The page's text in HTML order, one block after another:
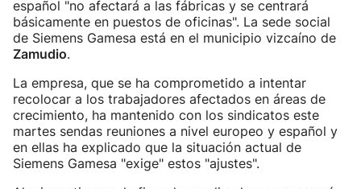
español "no afectará a las fábricas y se centrará
básicamente en puestos de oficinas". La sede social
de Siemens Gamesa está en el municipio vizcaíno de
Zamudio.
La empresa, que se ha comprometido a intentar
recolocar a los trabajadores afectados en áreas de
crecimiento, ha mantenido con los sindicatos este
martes sendas reuniones a nivel europeo y español y
en ellas ha explicado que la situación actual de
Siemens Gamesa "exige" estos "ajustes".